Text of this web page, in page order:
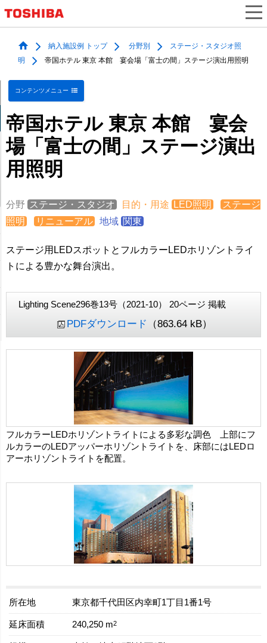
納入施設例 トップ 分野別
ステージ・スタジオ照
明
帝国ホテル 東京 本館 宴会場「富士の間」ステージ演出用照明
コンテンツメニュー
帝国ホテル 東京 本館 宴会
場「富士の間」ステージ演出
用照明
分野 ステージ・スタジオ 目的・用途 LED照明
ステージ
照明
リニューアル 地域 関東
ステージ用LEDスポットとフルカラーLEDホリゾントライ
トによる豊かな舞台演出。
Lighting Scene296巻13号（2021-10） 20ページ 掲載
PDFダウンロード （863.64 kB）
フルカラーLEDホリゾントライトによる多彩な調色 上部にフ
ルカラーのLEDアッパーホリゾントライトを、床部にはLEDロ
アーホリゾントライトを配置。
所在地 東京都千代田区内幸町1丁目1番1号
延床面積 240,250 m2